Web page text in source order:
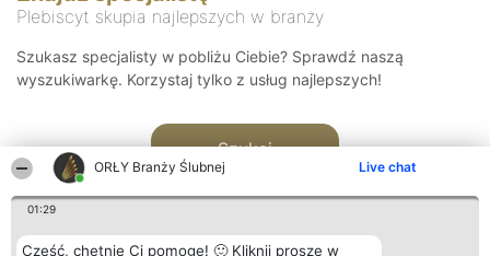
ORŁY Branży Ślubnej Live chat
01:29
Cześć, chętnie Ci pomogę! 🙂 Kliknij proszę w
Plebiscyt skupia najlepszych w branży
Szukasz specjalisty w pobliżu Ciebie? Sprawdź naszą
wyszukiwarkę. Korzystaj tylko z usług najlepszych!
Szukaj